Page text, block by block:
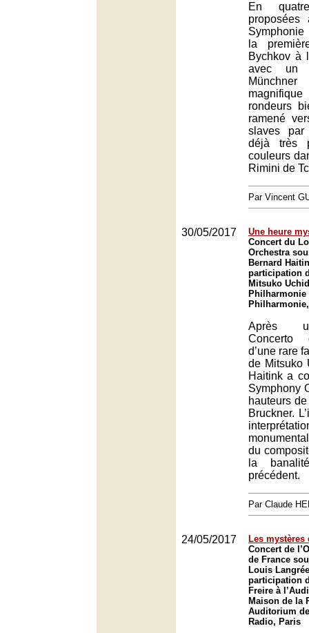
En
proposées
la
Bychkov à
avec un
Münchner
rondeurs
ramené
slaves
déjà très
couleurs
Rimini de
Par Vincent
30/05/2017
Une heure
Concert du
Orchestra
Bernard
participation
Mitsuko
Philharmonie
Après
Concerto
d’une rare
de Mitsuko
Haitink a
Symphony
hauteurs
Bruckner.
du
la
précédent.
Par Claude
24/05/2017
Les mystères
Concert de
de France
Louis
participation
Freire à
Maison de la
Auditorium
Radio, Paris